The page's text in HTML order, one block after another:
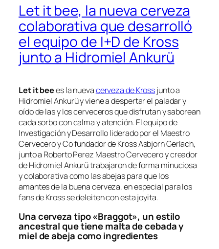
Let it bee, la nueva cerveza
colaborativa que desarrolló
el equipo de I+D de Kross
junto a Hidromiel Ankurü
Let it beees la nuevacerveza de Krossjunto a
Hidromiel Ankurü y viene a despertar el paladar y
oído de las y los cerveceros que disfrutan y saborean
cada sorbo con calma y atención. El equipo de
Investigación y Desarrollo liderado por el Maestro
Cervecero y Co fundador de Kross Asbjorn Gerlach,
junto a Roberto Perez Maestro Cervecero y creador
de Hidromiel Ankurü trabajaron de forma minuciosa
y colaborativa como las abejas para que los
amantes de la buena cerveza, en especial para los
fans de Kross se deleiten con esta joyita.
Una cerveza tipo «Braggot», un estilo
ancestral que tiene malta de cebada y
miel de abeja como ingredientes